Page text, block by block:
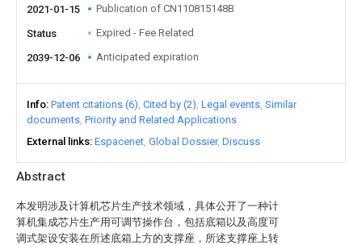
Abstract
本发明涉及计算机芯片生产技术领域，具体公开了一种计
算机集成芯片生产用可调节操作台，包括底箱以及高度可
调式架设安装在所述底箱上方的支撑座，所述支撑座上转
2021-01-15 Publication of CN110815148B
Status Expired - Fee Related
2039-12-06 Anticipated expiration
Info Patent citations (6) Cited by (2) Legal events Similar
documents Priority and Related Applications
External links Espacenet Global Dossier Discuss